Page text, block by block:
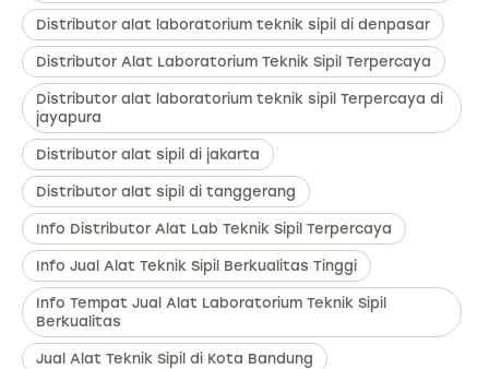
Distributor alat laboratorium teknik sipil di denpasar
Distributor Alat Laboratorium Teknik Sipil Terpercaya
Distributor alat laboratorium teknik sipil Terpercaya di
jayapura
Distributor alat sipil di jakarta
Distributor alat sipil di tanggerang
Info Distributor Alat Lab Teknik Sipil Terpercaya
Info Jual Alat Teknik Sipil Berkualitas Tinggi
Info Tempat Jual Alat Laboratorium Teknik Sipil
Berkualitas
Jual Alat Teknik Sipil di Kota Bandung